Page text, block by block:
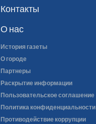
Контакты
О нас
История газеты
О городе
Партнеры
Раскрытие информации
Пользовательское соглашение
Политика конфиденциальности
Противодействие коррупции